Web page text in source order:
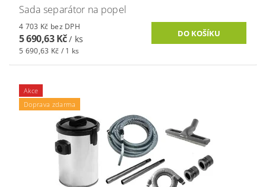
Sada separátor na popel
4 703 Kč bez DPH
5 690,63 Kč/ ks
5 690,63 Kč / 1 ks
Akce
Doprava zdarma